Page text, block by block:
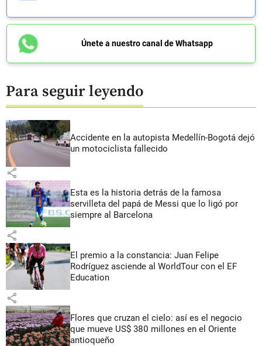
Únete a nuestro canal de Whatsapp
Para seguir leyendo
Accidente en la autopista Medellín-Bogotá dejó
un motociclista fallecido
share
Esta es la historia detrás de la famosa
servilleta del papá de Messi que lo ligó por
siempre al Barcelona
share
El premio a la constancia: Juan Felipe
Rodríguez asciende al WorldTour con el EF
Education
share
Flores que cruzan el cielo: así es el negocio
que mueve US$ 380 millones en el Oriente
antioqueño